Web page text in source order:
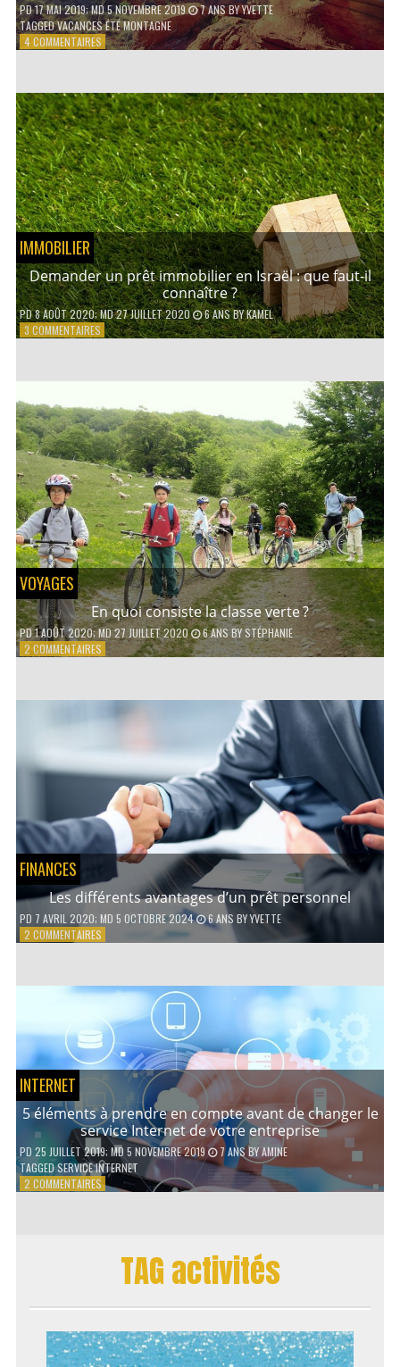
PD17 MAI 2019; MD 5 NOVEMBRE 2019 7 ANSBYYVETTE
TAGGEDVACANCES ÉTÉ MONTAGNE
4 COMMENTAIRESSUR
LA
MONTAGNE :
QUELLES
ACTIVITÉS
PRATIQUER
EN
FAMILLE ?
IMMOBILIER
Demander un prêt immobilier en Israël : que faut-il
connaître ?
PD8 AOÛT 2020; MD 27 JUILLET 2020 6 ANSBYKAMEL
3 COMMENTAIRESSUR
EN
ISRAËL
:
QUE
FAUT-
IL
CONNAÎTRE
?
VOYAGES
En quoi consiste la classe verte ?
PD1 AOÛT 2020; MD 27 JUILLET 2020 6 ANSBYSTÉPHANIE
2 COMMENTAIRESSUR
FINANCES
Les différents avantages d’un prêt personnel
PD 7 AVRIL 2020; MD 5 OCTOBRE 2024 6 ANS BYYVETTE
2 COMMENTAIRESSUR
D’UN
PERSONNEL
INTERNET
5 éléments à prendre en compte avant de changer le
service Internet de votre entreprise
PD 25 JUILLET 2019; MD 5 NOVEMBRE 2019 7 ANSBYAMINE
TAGGEDSERVICE INTERNET
2 COMMENTAIRESSUR
COMPTE
DE
LE
SERVICE
TAG activités